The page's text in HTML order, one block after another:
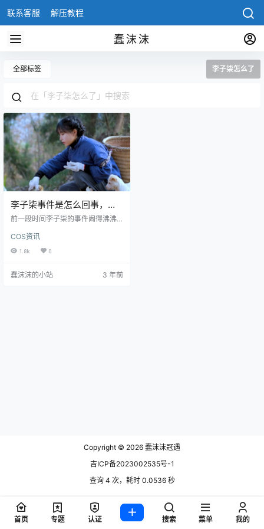
联系客服 解压教程
蠢沫沫
全部标签 李子柒怎么了
李子柒事件是怎么回事，现
在是什么情况
前一段时间李子柒的事件闹得沸沸
自己的账号都无法要回，要说他们
合作开始于2016年，当时李子柒还
公司的注意。自从他们合作之后李
COS资讯
1.8k 0
蠢沫沫的小站 3 年前
Copyright © 2026 蠢沫沫冠遇
吉ICP备2023002535号-1
查询 4 次，耗时 0.0536 秒
首页 专题 认证 搜索 菜单 我的